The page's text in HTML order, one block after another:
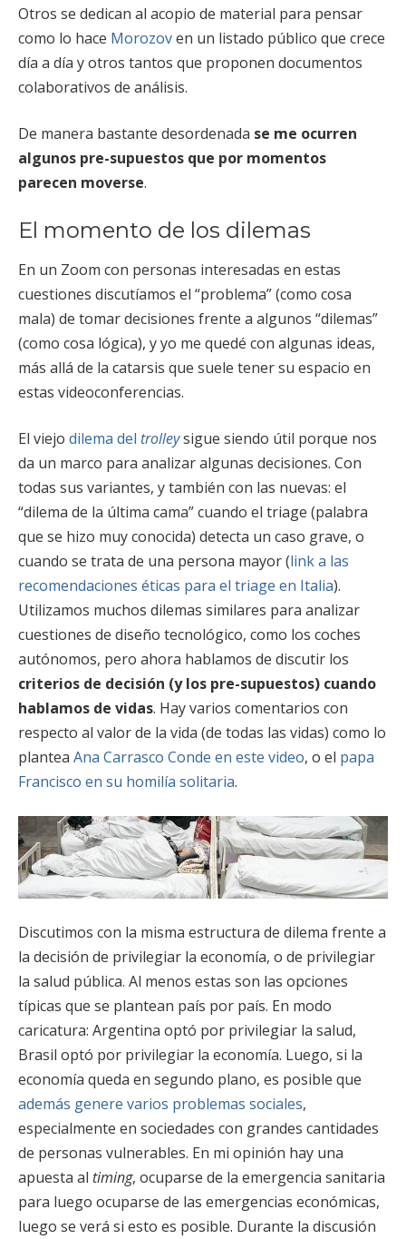
Otros se dedican al acopio de material para pensar
como lo hace Morozoven un listado público que crece
día a día y otros tantos que proponen documentos
colaborativos de análisis.
De manera bastante desordenada se me ocurren
algunos pre-supuestos que por momentos
parecen moverse.
El momento de los dilemas
En un Zoom con personas interesadas en estas
cuestiones discutíamos el “problema” (como cosa
mala) de tomar decisiones frente a algunos “dilemas”
(como cosa lógica), y yo me quedé con algunas ideas,
más allá de la catarsis que suele tener su espacio en
estas videoconferencias.
El viejo dilema del trolleysigue siendo útil porque nos
da un marco para analizar algunas decisiones. Con
todas sus variantes, y también con las nuevas: el
“dilema de la última cama” cuando el triage (palabra
que se hizo muy conocida) detecta un caso grave, o
cuando se trata de una persona mayor (link a las
recomendaciones éticas para el triage en Italia).
Utilizamos muchos dilemas similares para analizar
cuestiones de diseño tecnológico, como los coches
autónomos, pero ahora hablamos de discutir los
criterios de decisión (y los pre-supuestos) cuando
hablamos de vidas. Hay varios comentarios con
respecto al valor de la vida (de todas las vidas) como lo
plantea Ana Carrasco Conde en este video, o el papa
Francisco en su homilía solitaria.
Discutimos con la misma estructura de dilema frente a
la decisión de privilegiar la economía, o de privilegiar
la salud pública. Al menos estas son las opciones
típicas que se plantean país por país. En modo
caricatura: Argentina optó por privilegiar la salud,
Brasil optó por privilegiar la economía. Luego, si la
economía queda en segundo plano, es posible que
además genere varios problemas sociales,
especialmente en sociedades con grandes cantidades
de personas vulnerables. En mi opinión hay una
apuesta al timing, ocuparse de la emergencia sanitaria
para luego ocuparse de las emergencias económicas,
luego se verá si esto es posible. Durante la discusión